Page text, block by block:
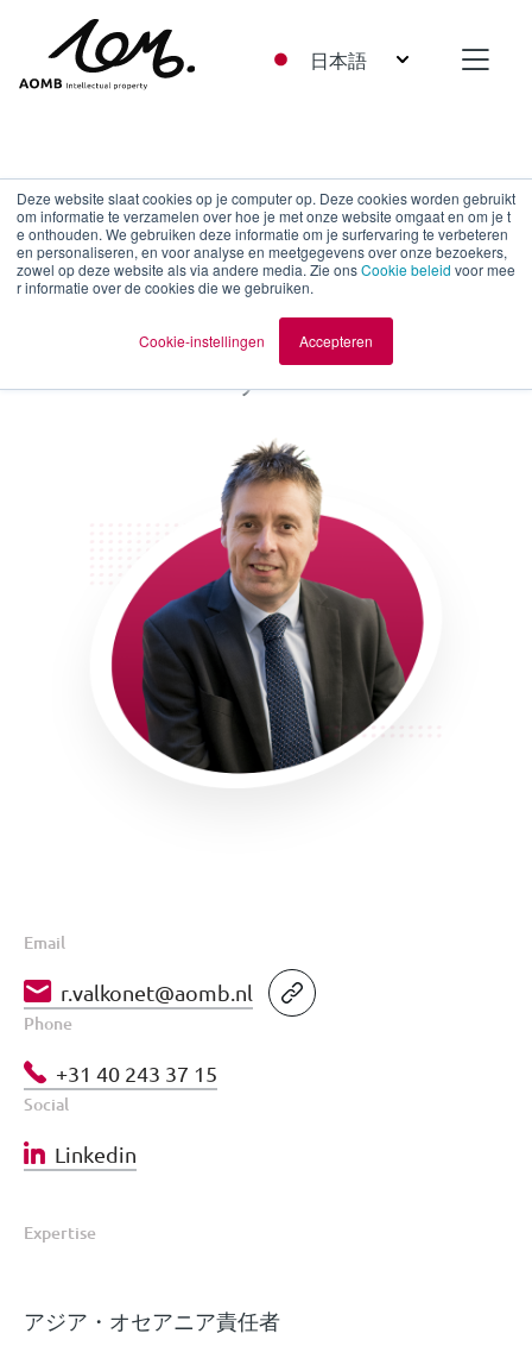
Deze website slaat cookies op je computer op. Deze cookies worden gebruikt
om informatie te verzamelen over hoe je met onze website omgaat en om je t
e onthouden. We gebruiken deze informatie om je surfervaring te verbeteren
en personaliseren, en voor analyse en meetgegevens over onze bezoekers,
zowel op deze website als via andere media. Zie onsCookie beleid voor mee
r informatie over de cookies die we gebruiken.
Cookie-instellingen Accepteren
日本語
ルトガー ヴァル
コネット
オランダ特許弁理士・欧
州特許弁理士・パート
ナー
Email
r.valkonet@aomb.nl
Phone
+31 40 243 37 15
Social
Linkedin
Expertise
アジア・オセアニア責任者